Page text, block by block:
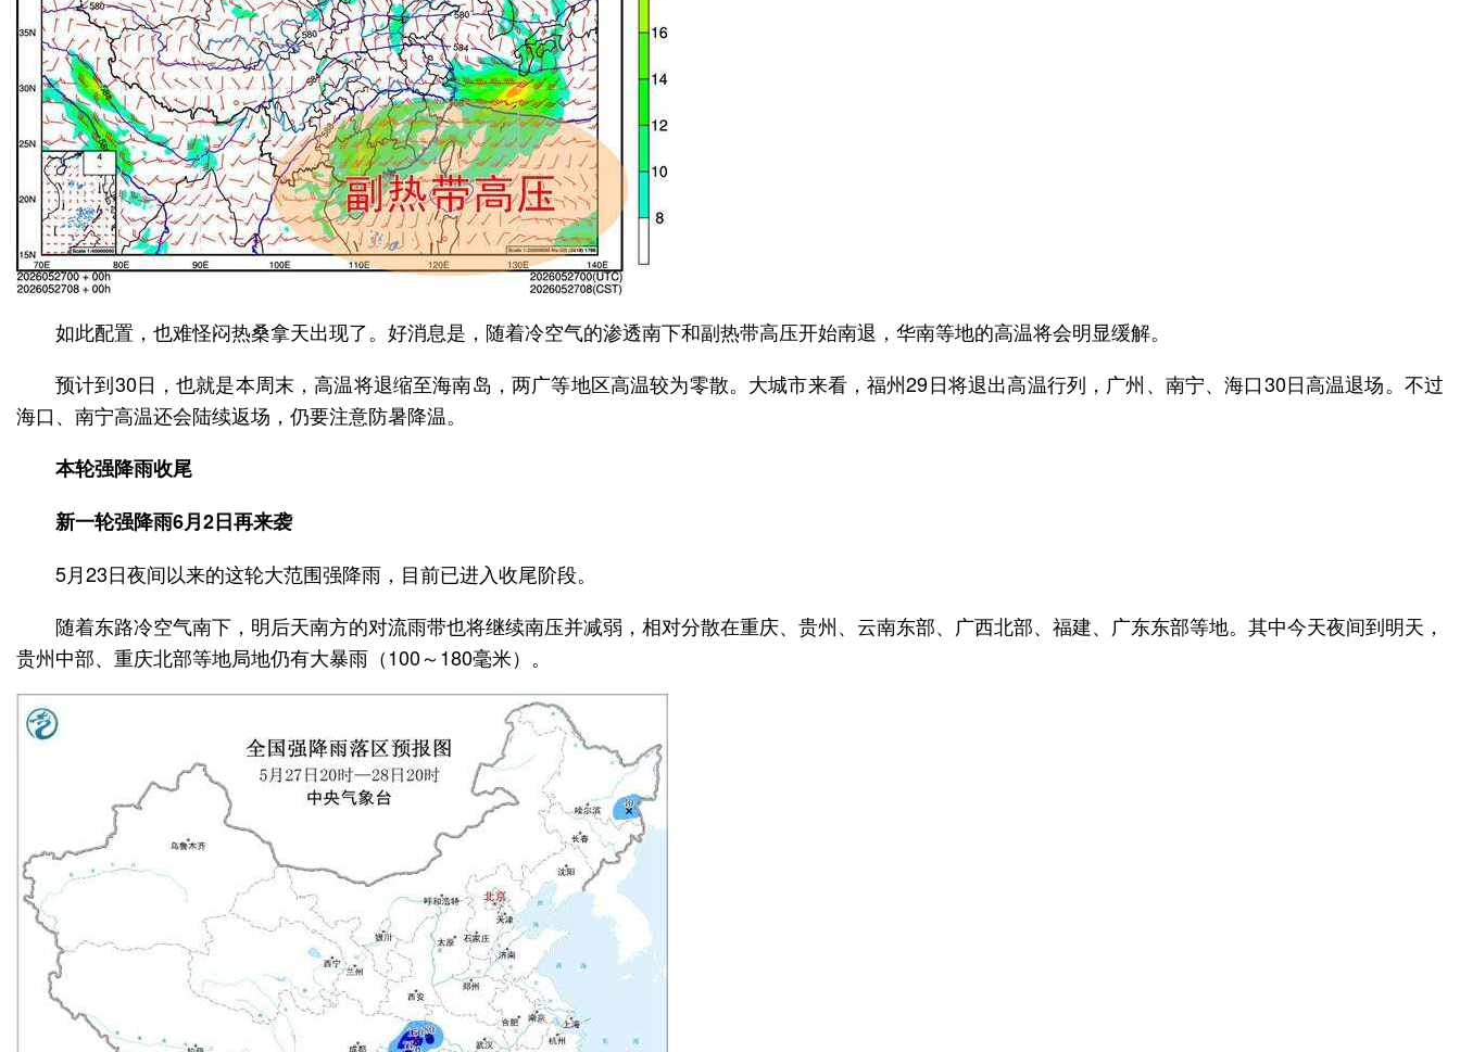
如此配置，也难怪闷热桑拿天出现了。好消息是，随着冷空气的渗透南下和副热带高压开始南退，华南等地的高温将会明显缓解。
预计到30日，也就是本周末，高温将退缩至海南岛，两广等地区高温较为零散。大城市来看，福州29日将退出高温行列，广州、南宁、海口30日高温退场。不过
海口、南宁高温还会陆续返场，仍要注意防暑降温。
本轮强降雨收尾
新一轮强降雨6月2日再来袭
5月23日夜间以来的这轮大范围强降雨，目前已进入收尾阶段。
随着东路冷空气南下，明后天南方的对流雨带也将继续南压并减弱，相对分散在重庆、贵州、云南东部、广西北部、福建、广东东部等地。其中今天夜间到明天，
贵州中部、重庆北部等地局地仍有大暴雨（100～180毫米）。